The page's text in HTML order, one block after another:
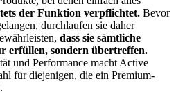
der Funktion verpflichtet. Bevor
durchlaufen sie daher
dass sie sämtliche
erfüllen, sondern übertreffen.
und Performance macht Active
für diejenigen, die ein Premium-